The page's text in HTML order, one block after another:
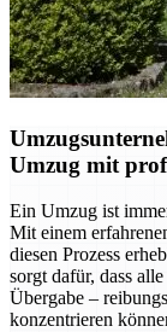
Umzug mit
Ein Umzug ist
Mit einem
diesen Prozess
sorgt dafür, dass
Übergabe –
konzentrieren